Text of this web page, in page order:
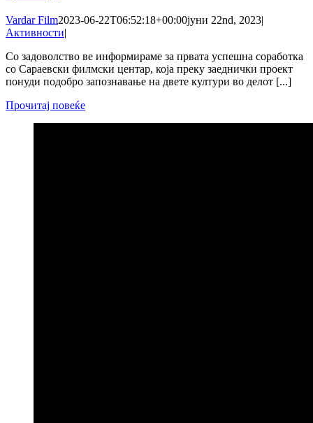
Vardar Film2023-06-22T06:52:18+00:00јуни 22nd, 2023|
Активности|
Со задоволство ве информираме за првата успешна соработка
со Сараевски филмски центар, која преку заеднички проект
понуди подобро запознавање на двете култури во делот [...]
Прочитај повеќе